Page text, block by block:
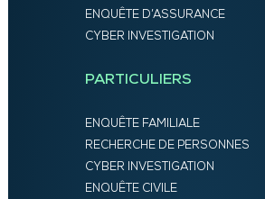
ENQUÊTE D’ASSURANCE
CYBER INVESTIGATION
PARTICULIERS
ENQUÊTE FAMILIALE
RECHERCHE DE PERSONNES
CYBER INVESTIGATION
ENQUÊTE CIVILE